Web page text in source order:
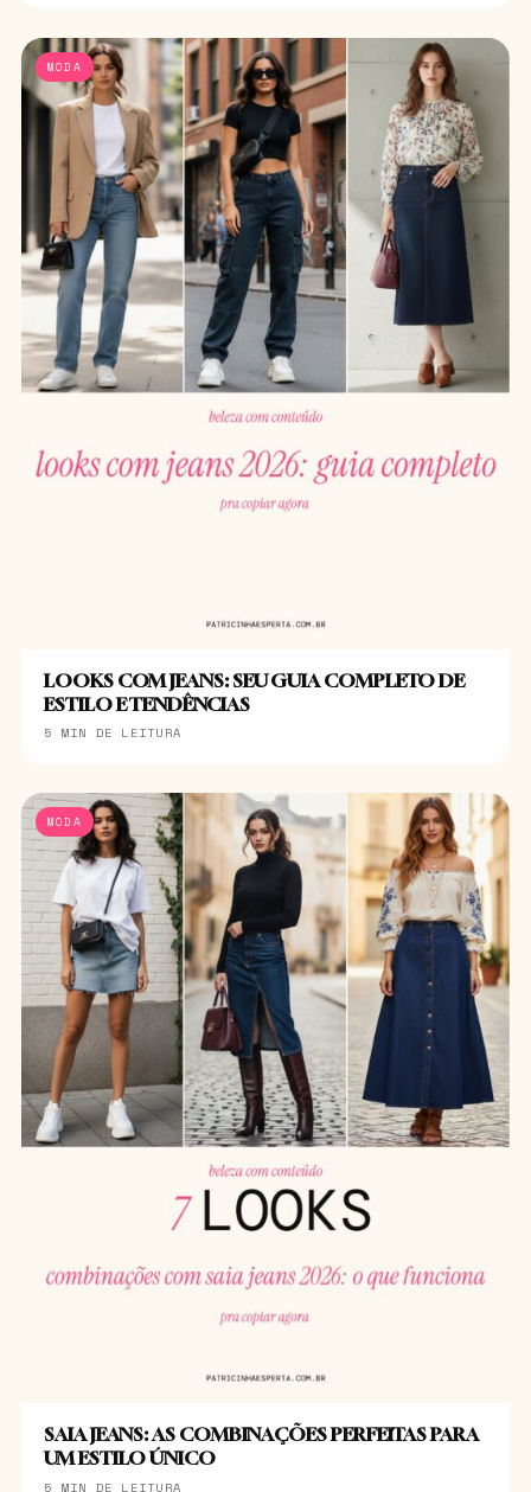
MODA
LOOKS COM JEANS: SEU GUIA COMPLETO DE
ESTILO E TENDÊNCIAS
5 MIN DE LEITURA
MODA
SAIA JEANS: AS COMBINAÇÕES PERFEITAS PARA
UM ESTILO ÚNICO
5 MIN DE LEITURA